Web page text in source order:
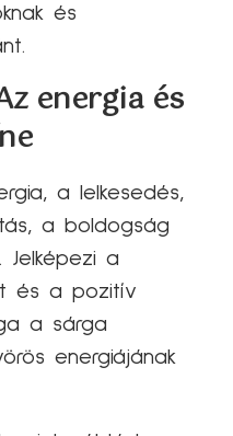
és
energia és
a lelkesedés,
a boldogság
Jelképezi a
és a pozitív
a sárga
energiájának